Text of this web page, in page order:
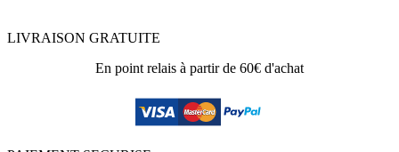
LIVRAISON GRATUITE
En point relais à partir de 60€ d'achat